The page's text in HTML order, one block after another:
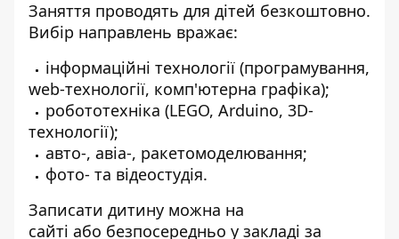
Заняття проводять для дітей безкоштовно.
Вибір направлень вражає:
інформаційні технології (програмування,
web-технології, комп'ютерна графіка);
робототехніка (LEGO, Arduino, 3D-
технології);
авто-, авіа-, ракетомоделювання;
фото- та відеостудія.
Записати дитину можна на
сайті або безпосередньо у закладі за